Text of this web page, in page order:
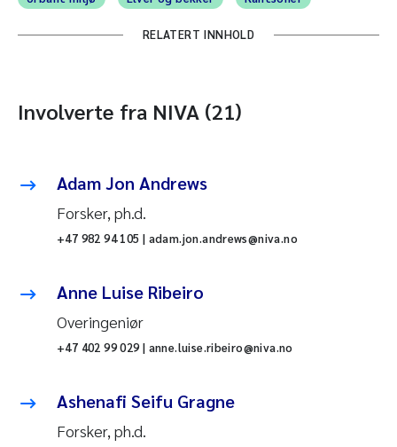
RELATERT INNHOLD
Involverte fra NIVA (21)
Adam Jon Andrews
Forsker, ph.d.
+47 982 94 105 | adam.jon.andrews@niva.no
Anne Luise Ribeiro
Overingeniør
+47 402 99 029 | anne.luise.ribeiro@niva.no
Ashenafi Seifu Gragne
Forsker, ph.d.